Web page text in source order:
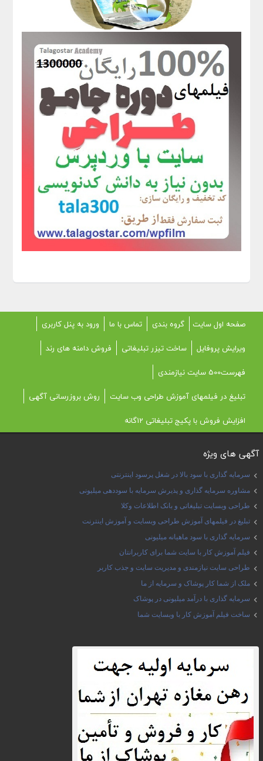
صفحه اول سایت گروه بندی تماس با ما
ورود به پنل کاربری
ویرایش پروفایل
ساخت تیزر تبلیغاتی
فروش دامنه های رند
فهرست500 سایت نیازمندی
تبلیغ در فیلمهای آموزش طراحی وب سایت
روش بروزرسانی آگهی
افزایش فروش با پکیج تبلیغاتی 12گانه
آگهی های ویژه
سرمایه گذاری با سود بالا در شغل پرسود اینترنتی
مشاوره سرمایه گذاری و پذیرش سرمایه با سوددهی میلیونی
طراحی وبسایت تبلیغاتی و بانک اطلاعات وکلا
تبلیغ در فیلمهای آموزش طراحی وبسایت و آموزش اینترنت
سرمایه گذاری با سود ماهیانه میلیونی
فیلم آموزش کار با سایت شما برای کاربرانتان
طراحی سایت نیازمندی و مدیریت سایت و جذب کاربر
ملک از شما کار پوشاک و سرمایه از ما
سرمایه گذاری با درآمد میلیونی در پوشاک
ساخت فیلم آموزش کار با وبسایت شما